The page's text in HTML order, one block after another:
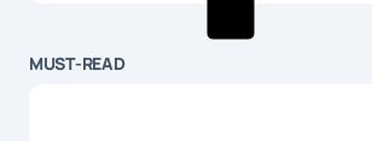
MUST-READ